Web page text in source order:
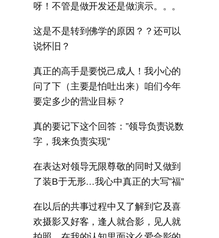
呀！不管是做开发还是做演示。。。
这是不是转到佛学的原因？？还可以
说怀旧？
真正的高手是要悦己成人！我小心的
问了下（主要是怕吐出来）咱们今年
要定多少的营业目标？
真的要记下这个回答：”领导负责说数
字，我来负责实现”
在表达对领导无限尊敬的同时又做到
了装B于无形…我心中真正的大写”福”
在以后的共事过程中又了解到它及喜
欢摄影又好客，逢人就合影，见人就